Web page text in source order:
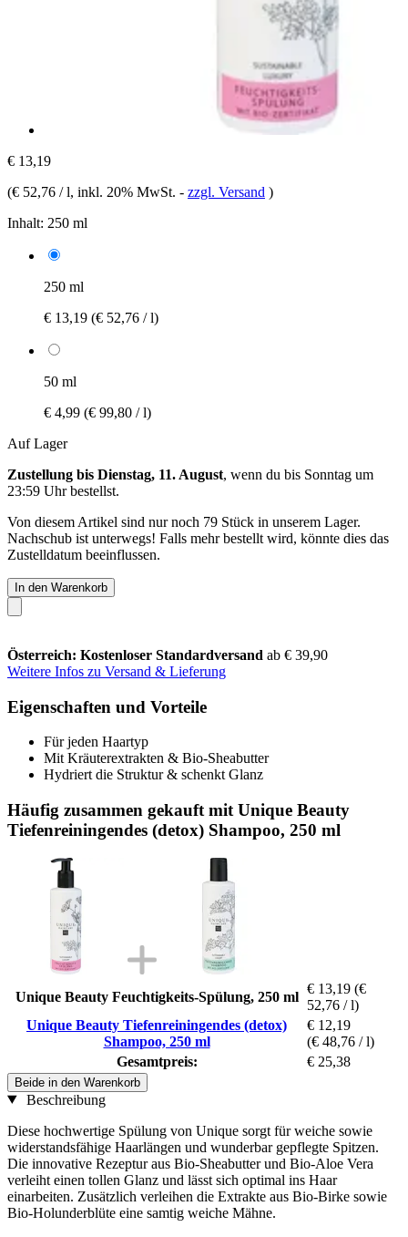
€ 13,19
(€ 52,76 / l, inkl. 20% MwSt. - zzgl. Versand )
Inhalt: 250 ml
250 ml
€ 13,19 (€ 52,76 / l)
50 ml
€ 4,99 (€ 99,80 / l)
Auf Lager
Zustellung bis Dienstag, 11. August, wenn du bis Sonntag um
23:59 Uhrbestellst.
Von diesem Artikel sind nur noch 79 Stück in unserem Lager.
Nachschub ist unterwegs! Falls mehr bestellt wird, könnte dies das
Zustelldatum beeinflussen.
In den Warenkorb
Österreich: Kostenloser Standardversand ab € 39,90
Weitere Infos zu Versand & Lieferung
Eigenschaften und Vorteile
Für jeden Haartyp
Mit Kräuterextrakten & Bio-Sheabutter
Hydriert die Struktur & schenkt Glanz
Häufig zusammen gekauft mit Unique Beauty
Tiefenreiningendes (detox) Shampoo, 250 ml
Unique Beauty Feuchtigkeits-Spülung, 250 ml
€ 13,19 (€
52,76 / l)
Unique Beauty Tiefenreiningendes (detox)
Shampoo, 250 ml
€ 12,19
(€ 48,76 / l)
Gesamtpreis:
€ 25,38
Beide in den Warenkorb
Beschreibung
Diese hochwertige Spülung von Unique sorgt für weiche sowie
widerstandsfähige Haarlängen und wunderbar gepflegte Spitzen.
Die innovative Rezeptur aus Bio-Sheabutter und Bio-Aloe Vera
verleiht einen tollen Glanz und lässt sich optimal ins Haar
einarbeiten. Zusätzlich verleihen die Extrakte aus Bio-Birke sowie
Bio-Holunderblüte eine samtig weiche Mähne.